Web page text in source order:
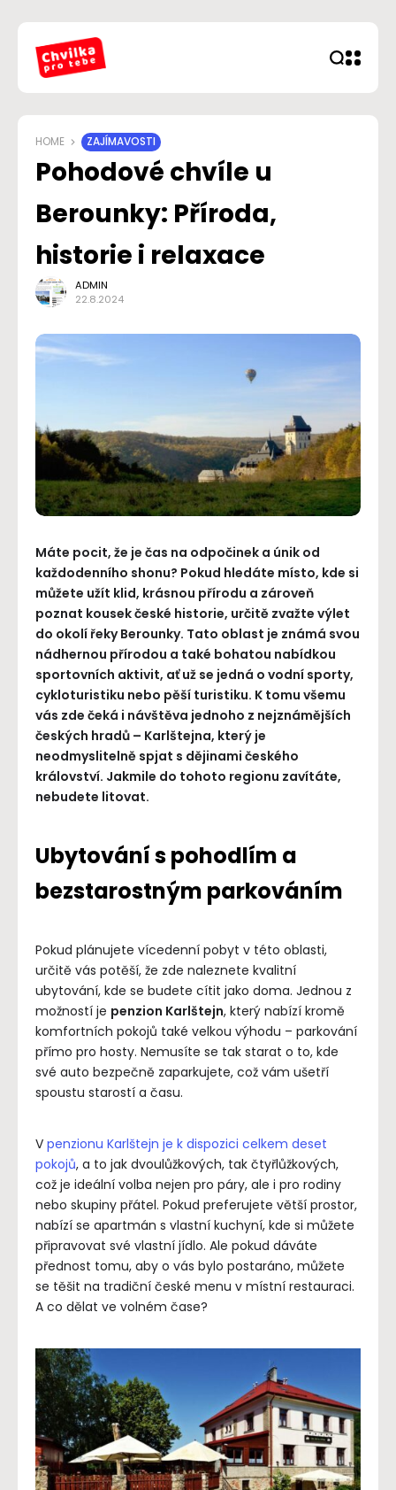
HOME ZAJÍMAVOSTI
Pohodové chvíle u
Berounky: Příroda,
historie i relaxace
ADMIN
22.8.2024
Máte pocit, že je čas na odpočinek a únik od
každodenního shonu? Pokud hledáte místo, kde si
můžete užít klid, krásnou přírodu a zároveň
poznat kousek české historie, určitě zvažte výlet
do okolí řeky Berounky. Tato oblast je známá svou
nádhernou přírodou a také bohatou nabídkou
sportovních aktivit, ať už se jedná o vodní sporty,
cykloturistiku nebo pěší turistiku. K tomu všemu
vás zde čeká i návštěva jednoho z nejznámějších
českých hradů – Karlštejna, který je
neodmyslitelně spjat s dějinami českého
království. Jakmile do tohoto regionu zavítáte,
nebudete litovat.
Ubytování s pohodlím a
bezstarostným parkováním
Pokud plánujete vícedenní pobyt v této oblasti,
určitě vás potěší, že zde naleznete kvalitní
ubytování, kde se budete cítit jako doma. Jednou z
možností je penzion Karlštejn, který nabízí kromě
komfortních pokojů také velkou výhodu – parkování
přímo pro hosty. Nemusíte se tak starat o to, kde
své auto bezpečně zaparkujete, což vám ušetří
spoustu starostí a času.
V penzionu Karlštejn je k dispozici celkem deset
pokojů, a to jak dvoulůžkových, tak čtyřlůžkových,
což je ideální volba nejen pro páry, ale i pro rodiny
nebo skupiny přátel. Pokud preferujete větší prostor,
nabízí se apartmán s vlastní kuchyní, kde si můžete
připravovat své vlastní jídlo. Ale pokud dáváte
přednost tomu, aby o vás bylo postaráno, můžete
se těšit na tradiční české menu v místní restauraci.
A co dělat ve volném čase?